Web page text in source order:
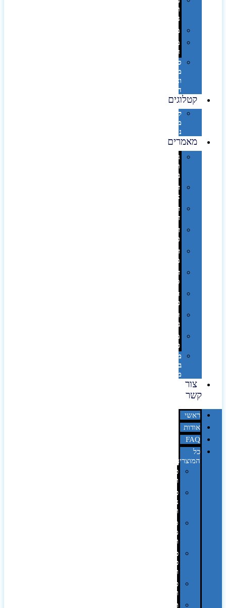
ותיקי
נסיעות
מטריות
מוצרי
חוף
סביבת
מחשב
וציוד
היקפי
קטלוגים
קטלוג
מוצרי
נייר
מאמרים
גימורים
והשבחות
בדפוס
דפוס
אופסט
דפוס
דיגיטלי
דפוס
טמפון
דפוס
משי
דפוס
סובלימציה
הדפס
פרוצס
חריטה
בלייזר
מהו
פנטון?
מיתוג
באמצעות
מדבקות
צור
קשר
ראשי
אודות
FAQ
כל
המוצרים
טכנולוגיה
וגאדג'טים
פנאי,
נופש
ונסיעות
סביבת
משרד
ופרימיום
כלים,
פנסים
ורכב
טקסטיל
וחורף
תיקים